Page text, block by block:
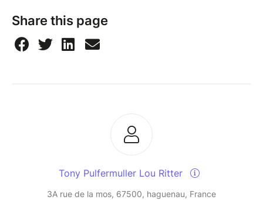
Share this page
Tony Pulfermuller Lou Ritter
3A rue de la mos, 67500, haguenau, France